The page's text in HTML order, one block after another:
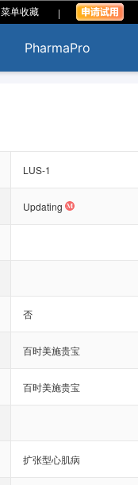
菜单收藏 |
PharmaPro
LUS-1
Updating
否
百时美施贵宝
百时美施贵宝
扩张型心肌病